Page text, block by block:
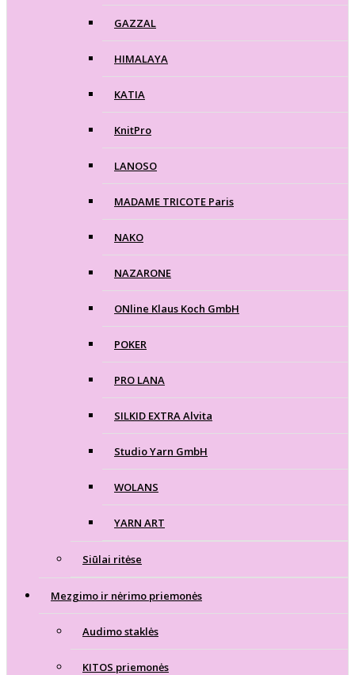
GAZZAL
HIMALAYA
KATIA
KnitPro
LANOSO
MADAME TRICOTE Paris
NAKO
NAZARONE
ONline Klaus Koch GmbH
POKER
PRO LANA
SILKID EXTRA Alvita
Studio Yarn GmbH
WOLANS
YARN ART
Siūlai ritėse
Mezgimo ir nėrimo priemonės
Audimo staklės
KITOS priemonės